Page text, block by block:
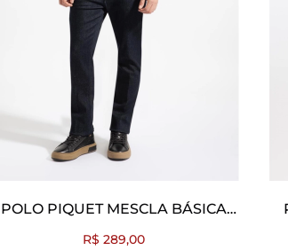
POLO PIQUET MESCLA BÁSICA
GRAFITE
R$ 289,00